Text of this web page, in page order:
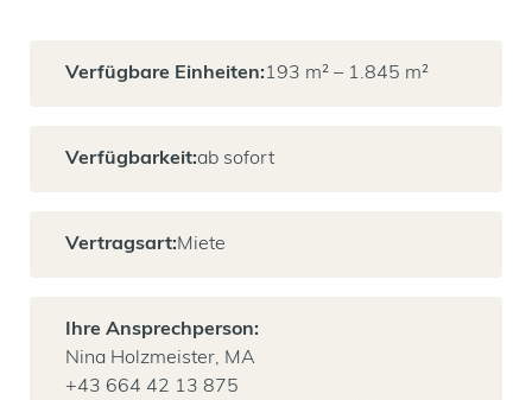
Verfügbare Einheiten:193 m² – 1.845 m²
Verfügbarkeit:ab sofort
Vertragsart:Miete
Ihre Ansprechperson:
Nina Holzmeister, MA
+43 664 42 13 875